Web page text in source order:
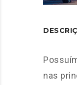
nas